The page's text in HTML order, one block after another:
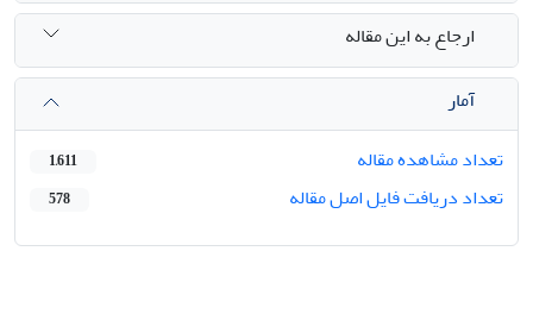
ارجاع به این مقاله
آمار
تعداد مشاهده مقاله
1,611
تعداد دریافت فایل اصل مقاله 578